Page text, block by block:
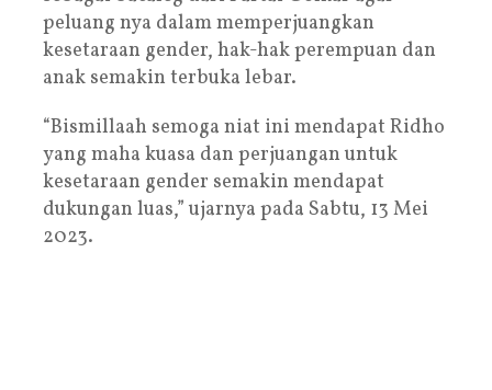
peluang nya dalam memperjuangkan
kesetaraan gender, hak-hak perempuan dan
anak semakin terbuka lebar.
“Bismillaah semoga niat ini mendapat Ridho
yang maha kuasa dan perjuangan untuk
kesetaraan gender semakin mendapat
dukungan luas,” ujarnya pada Sabtu, 13 Mei
2023.